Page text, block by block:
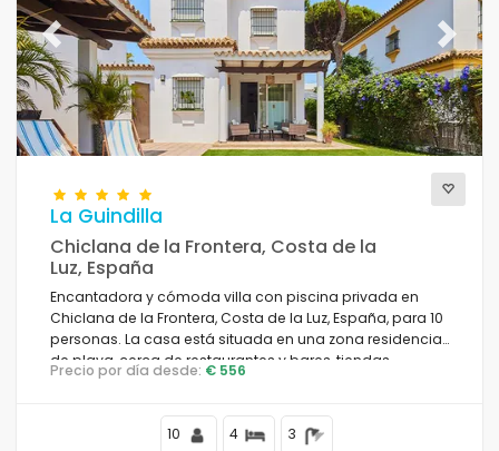
Previous Next
La Guindilla
Chiclana de la Frontera, Costa de la
Luz, España
Encantadora y cómoda villa con piscina privada en
Chiclana de la Frontera, Costa de la Luz, España, para 10
personas. La casa está situada en una zona residencial
de playa, cerca de restaurantes y bares, tiendas,
supermercados y una cancha de tenis, y se encuentra a
Precio por día desde: € 556
10 4 3